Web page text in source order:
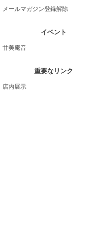
メールマガジン登録解除
イベント
甘美庵音
重要なリンク
店内展示